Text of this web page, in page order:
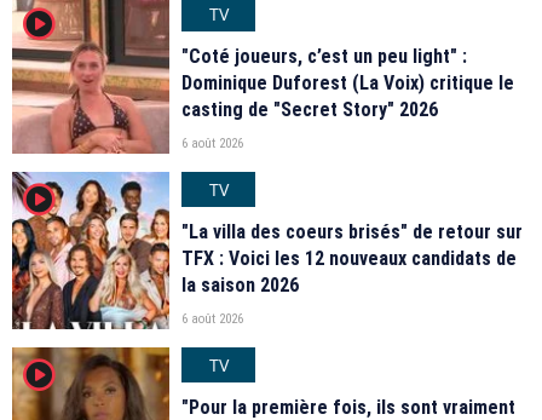
player2
TV
"Coté joueurs, c’est un peu light" :
Dominique Duforest (La Voix) critique le
casting de "Secret Story" 2026
6 août 2026
player2
TV
"La villa des coeurs brisés" de retour sur
TFX : Voici les 12 nouveaux candidats de
la saison 2026
6 août 2026
player2
TV
"Pour la première fois, ils sont vraiment